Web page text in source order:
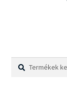
Keresés
Keresés